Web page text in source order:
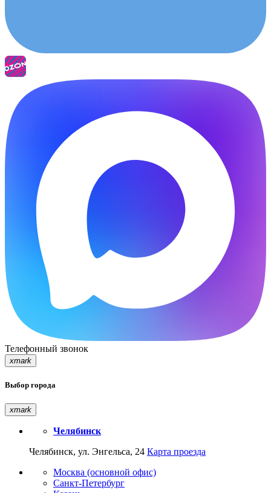
Телефонный звонок
xmark
Выбор города
xmark
Челябинск
Челябинск, ул. Энгельса, 24 Карта проезда
Москва (основной офис)
Санкт-Петербург